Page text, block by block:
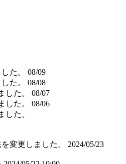
た。
08/09
た。
08/08
した。
08/07
した。
08/06
した。
変更しました。
2024/05/23